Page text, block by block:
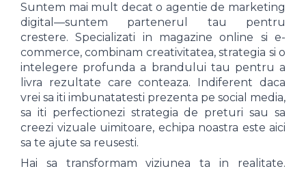
Suntem mai mult decat o agentie de marketing
digital—suntem partenerul tau pentru
crestere. Specializati in magazine online si e-
commerce, combinam creativitatea, strategia si o
intelegere profunda a brandului tau pentru a
livra rezultate care conteaza. Indiferent daca
vrei sa iti imbunatatesti prezenta pe social media,
sa iti perfectionezi strategia de preturi sau sa
creezi vizuale uimitoare, echipa noastra este aici
sa te ajute sa reusesti.
Hai sa transformam viziunea ta in realitate.